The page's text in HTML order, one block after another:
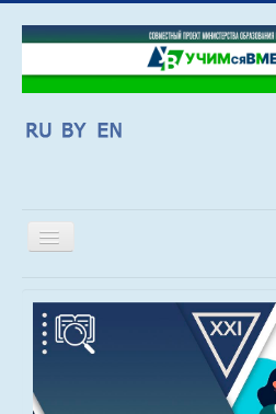
Включить/
выключить